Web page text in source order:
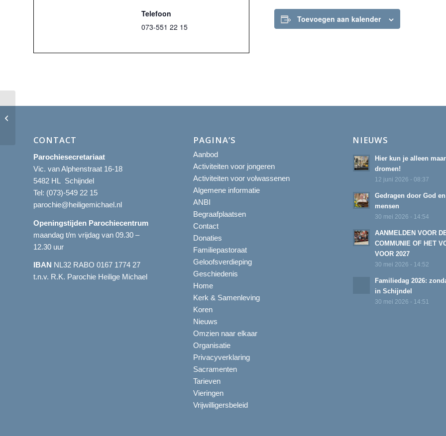
Toevoegen aan kalender
Telefoon
073-551 22 15
CONTACT
Parochiesecretariaat
Vic. van Alphenstraat 16-18
5482 HL Schijndel
Tel: (073)-549 22 15
parochie@heiligemichael.nl
Openingstijden Parochiecentrum
maandag t/m vrijdag van 09.30 –
12.30 uur
IBAN NL32 RABO 0167 1774 27
t.n.v. R.K. Parochie Heilige Michael
PAGINA’S
Aanbod
Activiteiten voor jongeren
Activiteiten voor volwassenen
Algemene informatie
ANBI
Begraafplaatsen
Contact
Donaties
Familiepastoraat
Geloofsverdieping
Geschiedenis
Home
Kerk & Samenleving
Koren
Nieuws
Omzien naar elkaar
Organisatie
Privacyverklaring
Sacramenten
Tarieven
Vieringen
Vrijwilligersbeleid
NIEUWS
Hier kun je alleen
dromen!
12 juni 2026 - 08:37
Gedragen door God
mensen
30 mei 2026 - 14:54
AANMELDEN VOOR
COMMUNIE OF HET
VOOR 2027
30 mei 2026 - 14:52
Familiedag 2026:
in Schijndel
30 mei 2026 - 14:51